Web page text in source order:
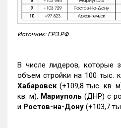
Источник: ЕРЗ.РФ
В числе лидеров, которые
объем стройки на 100 тыс.
Хабаровск (+109,8 тыс. кв.
кв. м), Мариуполь (ДНР) с
и Ростов-на-Дону (+103,7